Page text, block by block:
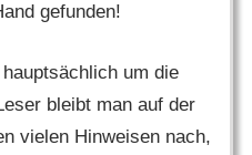
gefunden!
um die
bleibt man auf der
vielen Hinweisen nach,